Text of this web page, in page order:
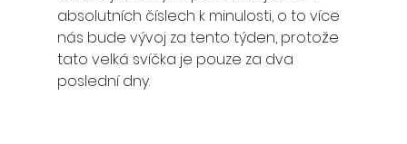
absolutních číslech k minulosti, o to více
nás bude vývoj za tento týden, protože
tato velká svíčka je pouze za dva
poslední dny.